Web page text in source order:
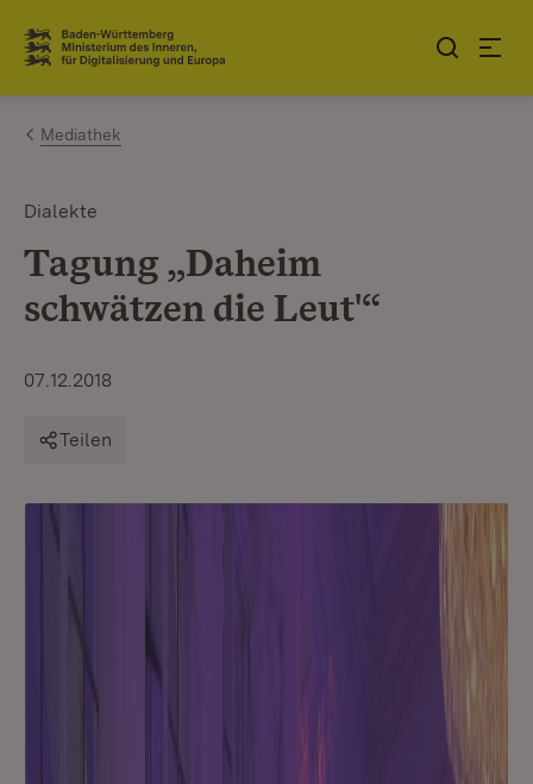
Zum Inhalt springen
Link zur Startseite
Mediathek
Dialekte
Tagung „Daheim
schwätzen die Leut'“
07.12.2018
Teilen